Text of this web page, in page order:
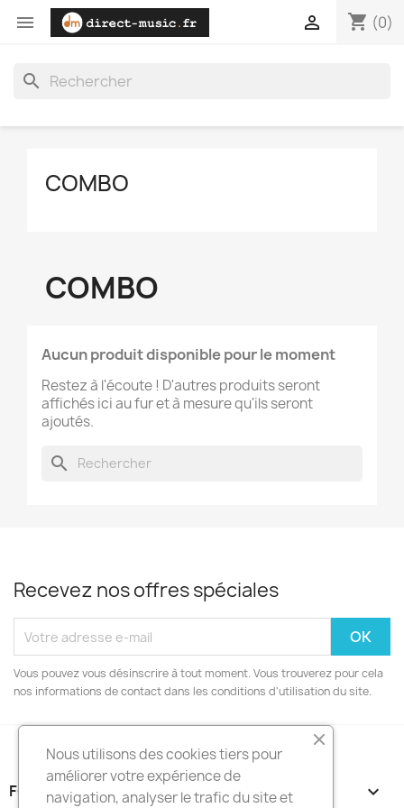
 shopping_cart (0)

search
COMBO
COMBO
Aucun produit disponible pour le moment
Restez à l'écoute ! D'autres produits seront
affichés ici au fur et à mesure qu'ils seront
ajoutés.
search
Recevez nos offres spéciales
Vous pouvez vous désinscrire à tout moment. Vous trouverez pour cela
nos informations de contact dans les conditions d'utilisation du site.
FOOTER CONTENT (MIGRATED) 
Nous utilisons des cookies tiers pour
améliorer votre expérience de
navigation, analyser le trafic du site et